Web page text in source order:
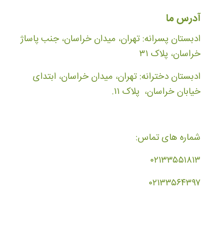
آدرس ما
ادبستان پسرانه: تهران، میدان خراسان، جنب پاساژ
خراسان، پلاک ۳۱
ادبستان دخترانه: تهران، میدان خراسان، ابتدای
خیابان خراسان، پلاک ۱۱.
شماره های تماس:
۰۲۱۳۳۵۵۱۸۱۳
۰۲۱۳۳۵۶۴۳۹۷